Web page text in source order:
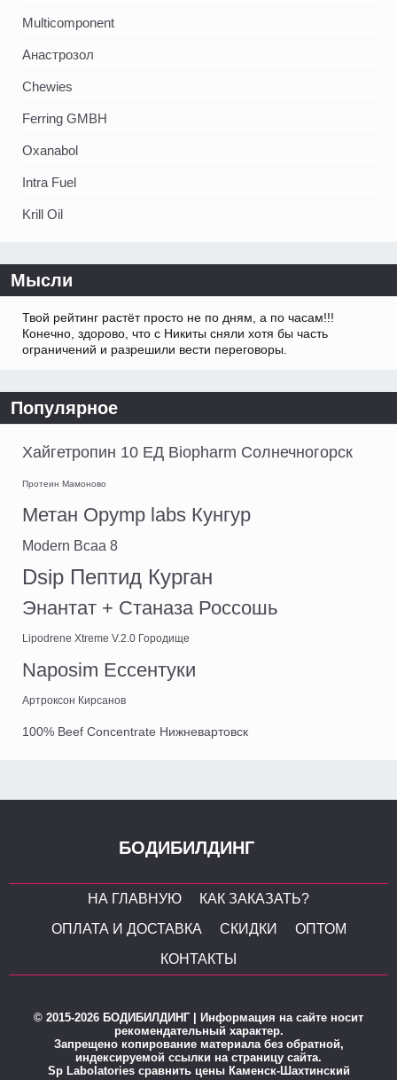
Multicomponent
Анастрозол
Chewies
Ferring GMBH
Oxanabol
Intra Fuel
Krill Oil
Мысли
Твой рейтинг растёт просто не по дням, а по часам!!!
Конечно, здорово, что с Никиты сняли хотя бы часть
ограничений и разрешили вести переговоры.
Популярное
Хайгетропин 10 ЕД Biopharm Солнечногорск
Протеин Мамоново
Метан Opymp labs Кунгур
Modern Bcaa 8
Dsip Пептид Курган
Энантат + Станаза Россошь
Lipodrene Xtreme V.2.0 Городище
Naposim Ессентуки
Артроксон Кирсанов
100% Beef Concentrate Нижневартовск
БОДИБИЛДИНГ
НА ГЛАВНУЮ
КАК ЗАКАЗАТЬ?
ОПЛАТА И ДОСТАВКА
СКИДКИ
ОПТОМ
КОНТАКТЫ
© 2015-2026 БОДИБИЛДИНГ | Информация на сайте носит
рекомендательный характер.
Запрещено копирование материала без обратной,
индексируемой ссылки на страницу сайта.
Sp Labolatories сравнить цены Каменск-Шахтинский